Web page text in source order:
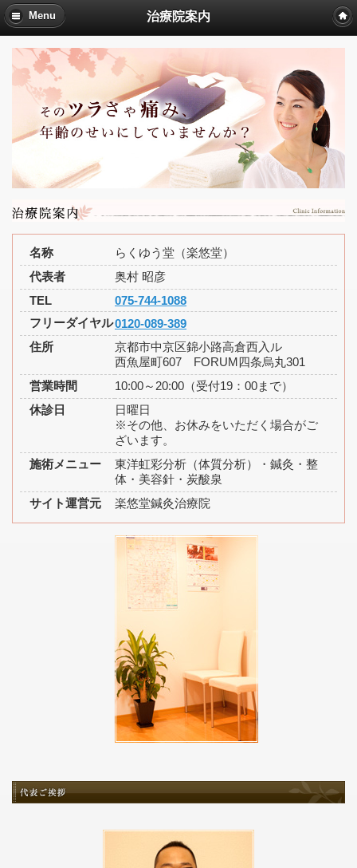
Menu 治療院案内
名称
らくゆう堂（楽悠堂）
代表者
奥村 昭彦
TEL
075-744-1088
フリーダイヤル0120-089-389
住所
京都市中京区錦小路高倉西入ル
西魚屋町607 FORUM四条烏丸301
営業時間
10:00～20:00（受付19：00まで）
休診日
日曜日
※その他、お休みをいただく場合がご
ざいます。
施術メニュー
東洋虹彩分析（体質分析）・鍼灸・整
体・美容針・炭酸泉
サイト運営元
楽悠堂鍼灸治療院